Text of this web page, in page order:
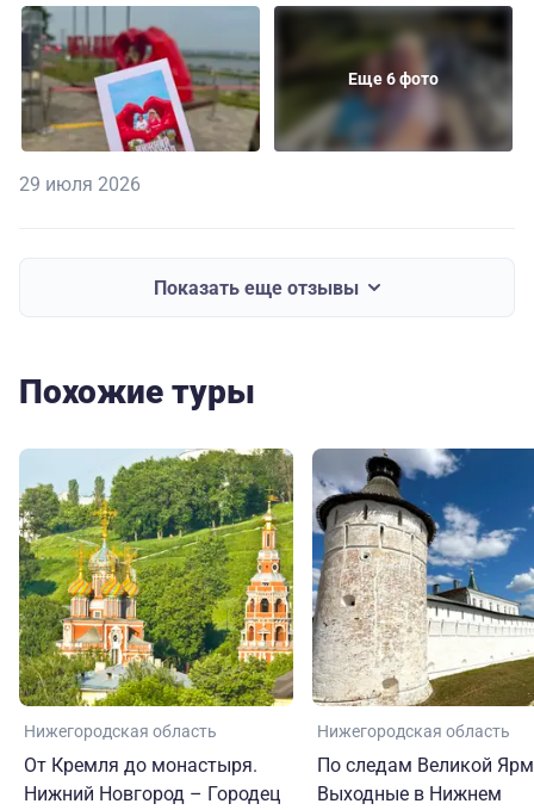
Еще 6 фото
29 июля 2026
Показать еще отзывы
Похожие туры
Нижегородская область
От Кремля до монастыря.
Нижний Новгород – Городец
Нижегородская область
По следам Великой
Выходные в Нижнем